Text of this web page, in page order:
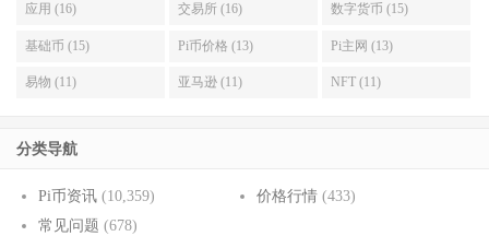
应用 (16) 交易所 (16) 数字货币 (15)
基础币 (15) Pi币价格 (13) Pi主网 (13)
易物 (11) 亚马逊 (11) NFT (11)
分类导航
Pi币资讯 (10,359) 价格行情(433)
常见问题 (678)